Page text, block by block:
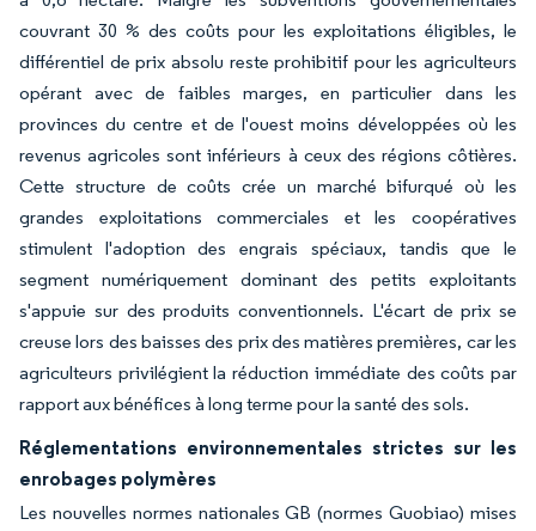
couvrant 30 % des coûts pour les exploitations éligibles, le
différentiel de prix absolu reste prohibitif pour les agriculteurs
opérant avec de faibles marges, en particulier dans les
provinces du centre et de l'ouest moins développées où les
revenus agricoles sont inférieurs à ceux des régions côtières.
Cette structure de coûts crée un marché bifurqué où les
grandes exploitations commerciales et les coopératives
stimulent l'adoption des engrais spéciaux, tandis que le
segment numériquement dominant des petits exploitants
s'appuie sur des produits conventionnels. L'écart de prix se
creuse lors des baisses des prix des matières premières, car les
agriculteurs privilégient la réduction immédiate des coûts par
rapport aux bénéfices à long terme pour la santé des sols.
Réglementations environnementales strictes sur les
enrobages polymères
Les nouvelles normes nationales GB (normes Guobiao) mises